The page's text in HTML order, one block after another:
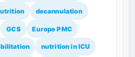
decannulation
Europe PMC
GCS
nutrition in ICU